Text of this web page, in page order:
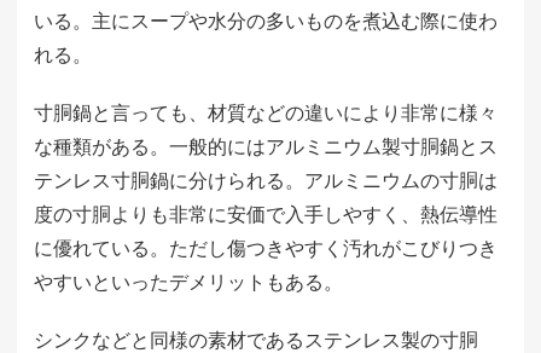
いる。主にスープや水分の多いものを煮込む際に使わ
れる。
寸胴鍋と言っても、材質などの違いにより非常に様々
な種類がある。一般的にはアルミニウム製寸胴鍋とス
テンレス寸胴鍋に分けられる。アルミニウムの寸胴は
度の寸胴よりも非常に安価で入手しやすく、熱伝導性
に優れている。ただし傷つきやすく汚れがこびりつき
やすいといったデメリットもある。
シンクなどと同様の素材であるステンレス製の寸胴